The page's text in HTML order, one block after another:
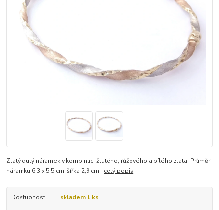
Zlatý dutý náramek v kombinaci žlutého, růžového a bílého zlata. Průměr
náramku 6,3 x 5,5 cm, šířka 2,9 cm. celý popis
Dostupnost skladem 1 ks